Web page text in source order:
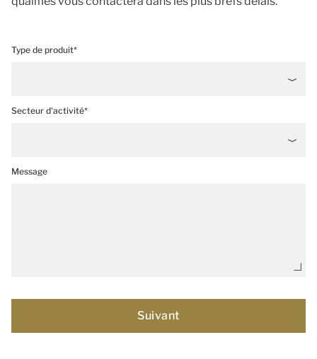
Type de produit*
Secteur d'activité*
Message